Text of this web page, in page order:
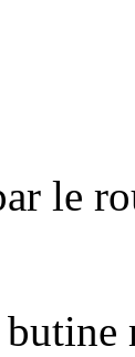
le